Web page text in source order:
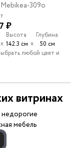
309o
₽
х
Высота
142.3 см х
Глубина
50 см
любой цвет и
витринах
мебель